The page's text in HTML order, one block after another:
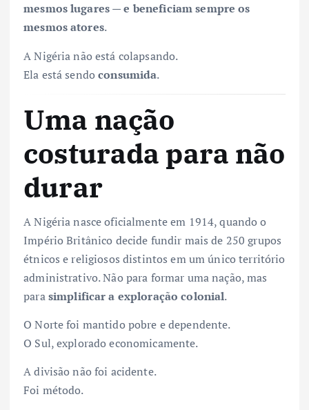
mesmos lugares — e beneficiam sempre os
mesmos atores.
A Nigéria não está colapsando.
Ela está sendoconsumida.
Uma nação
costurada para não
durar
A Nigéria nasce oficialmente em 1914, quando o
Império Britânico decide fundir mais de 250 grupos
étnicos e religiosos distintos em um único território
administrativo. Não para formar uma nação, mas
parasimplificar a exploração colonial.
O Norte foi mantido pobre e dependente.
O Sul, explorado economicamente.
A divisão não foi acidente.
Foi método.